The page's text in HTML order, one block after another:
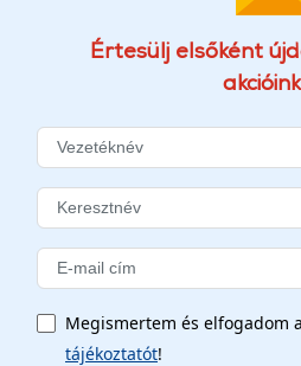
Értesülj elsőként
Megismertem és elfogadom
tájékoztatót!